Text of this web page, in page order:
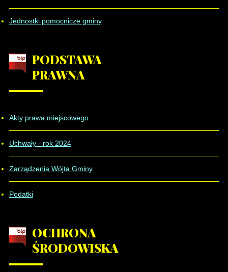
Jednostki pomocnicze gminy
PODSTAWA
PRAWNA
Akty prawa miejscowego
Uchwały - rok 2024
Zarządzenia Wójta Gminy
Podatki
OCHRONA
ŚRODOWISKA